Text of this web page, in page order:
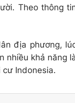
Tư vấn
Theo thông
địa phương,
nhiều khả năng
Indonesia.